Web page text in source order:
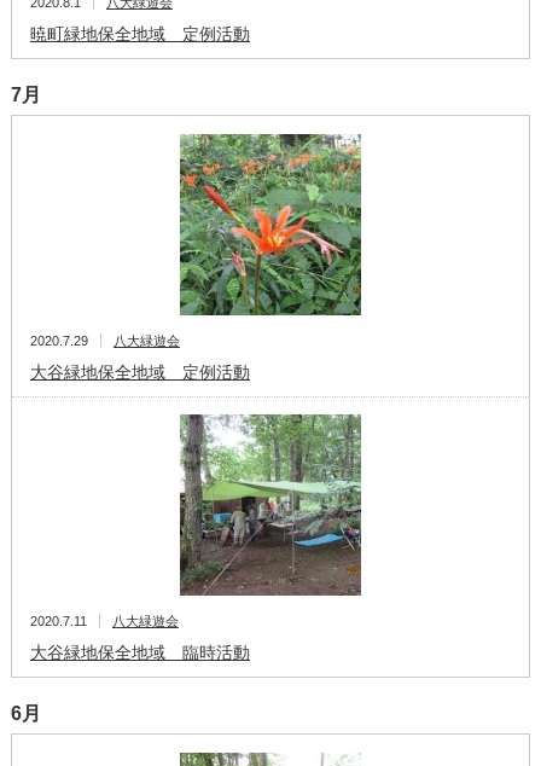
2020.8.1 八大緑遊会
暁町緑地保全地域 定例活動
7月
2020.7.29 八大緑遊会
大谷緑地保全地域 定例活動
2020.7.11 八大緑遊会
大谷緑地保全地域 臨時活動
6月